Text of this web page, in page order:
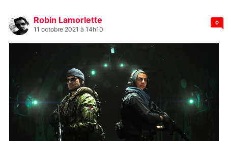
Robin Lamorlette
11 octobre 2021 à 14h10
0